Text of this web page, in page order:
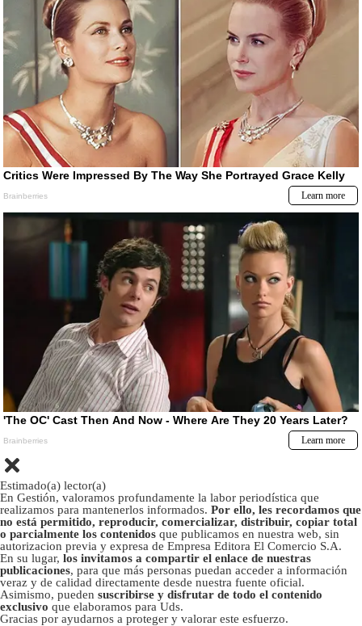
Estimado(a) lector(a)
En Gestión, valoramos profundamente la labor periodística que
realizamos para mantenerlos informados. Por ello, les recordamos que
no está permitido, reproducir, comercializar, distribuir, copiar total
o parcialmente los contenidos que publicamos en nuestra web, sin
autorizacion previa y expresa de Empresa Editora El Comercio S.A.
En su lugar, los invitamos a compartir el enlace de nuestras
publicaciones, para que más personas puedan acceder a información
veraz y de calidad directamente desde nuestra fuente oficial.
Asimismo, pueden suscribirse y disfrutar de todo el contenido
exclusivo que elaboramos para Uds.
Gracias por ayudarnos a proteger y valorar este esfuerzo.